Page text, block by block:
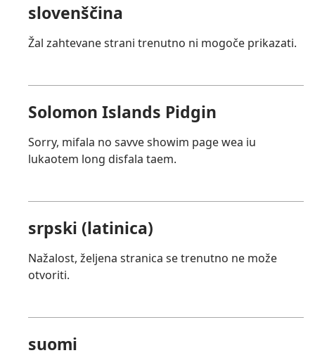
slovenščina
Žal zahtevane strani trenutno ni mogoče prikazati.
Solomon Islands Pidgin
Sorry, mifala no savve showim page wea iu
lukaotem long disfala taem.
srpski (latinica)
Nažalost, željena stranica se trenutno ne može
otvoriti.
suomi